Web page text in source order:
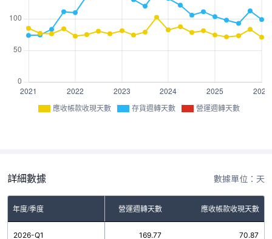
應收帳款收現天數 存貨週轉天數 營運週轉天數
詳細數據 數據單位：天
年度/季度
存貨週轉天數 營運週轉天數 應收帳款收現天數
2026-Q1 169.77 70.87